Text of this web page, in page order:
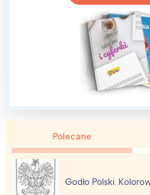
Polecane
Godło Polski.